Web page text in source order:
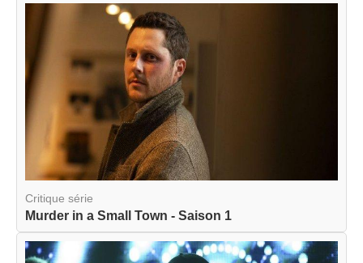
Critique série
Murder in a Small Town - Saison 1